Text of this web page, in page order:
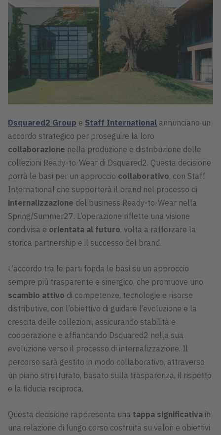
Dsquared2 Group e Staff International annunciano un
accordo strategico per proseguire la loro
collaborazione nella produzione e distribuzione delle
collezioni Ready-to-Wear di Dsquared2. Questa decisione
porrà le basi per un approccio collaborativo, con Staff
International che supporterà il brand nel processo di
internalizzazione del business Ready-to-Wear nella
Spring/Summer27. L’operazione riflette una visione
condivisa e orientata al futuro, volta a rafforzare la
storica partnership e il successo del brand.
L’accordo tra le parti fonda le basi su un approccio
sempre più trasparente e sinergico, che promuove uno
scambio attivo di competenze, tecnologie e risorse
distributive, con l’obiettivo di guidare l’evoluzione e la
crescita delle collezioni, assicurando stabilità e
cooperazione e affiancando Dsquared2 nella sua
evoluzione verso il processo di internalizzazione. Il
percorso sarà gestito in modo collaborativo, attraverso
un piano strutturato, basato sulla trasparenza, il rispetto
e la fiducia reciproca.
Questa decisione rappresenta una tappa significativa in
una relazione di lungo corso costruita su valori e obiettivi